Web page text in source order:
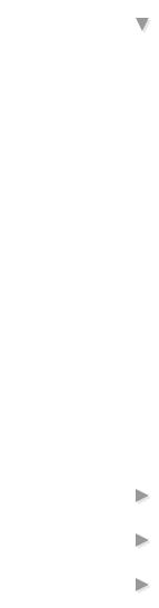
▼
►
►
►